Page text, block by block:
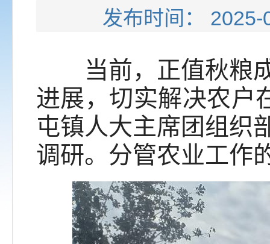
发布时间：
当前，正值秋粮成
进展，切实解决农户
屯镇人大主席团组织
调研。分管农业工作